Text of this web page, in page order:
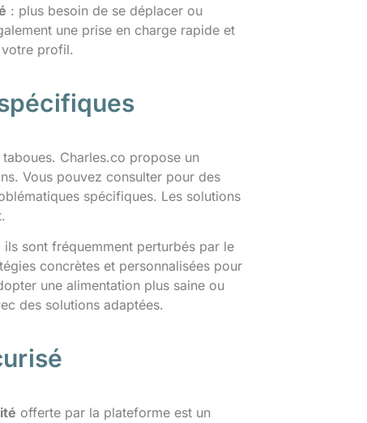
: plus besoin de se déplacer ou
une prise en charge rapide et
votre profil.
Charles.co propose un
Vous pouvez consulter pour des
spécifiques. Les solutions
sont fréquemment perturbés par le
concrètes et personnalisées pour
une alimentation plus saine ou
des solutions adaptées.
offerte par la plateforme est un